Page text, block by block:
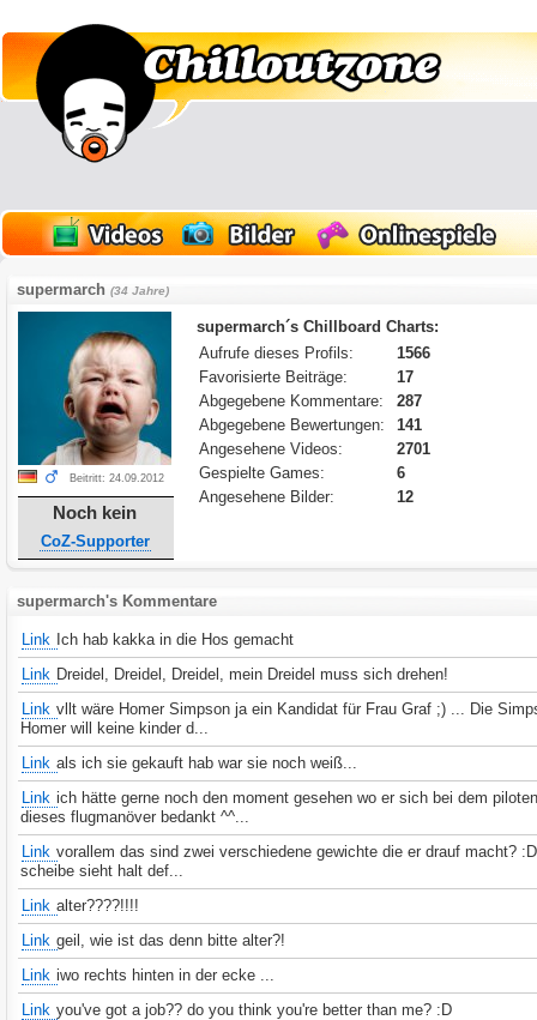
supermarch(34 Jahre)
Beitritt: 24.09.2012
Noch kein
CoZ-Supporter
supermarch´s Chillboard Charts:
Aufrufe dieses Profils:
1566
Favorisierte Beiträge:
17
Abgegebene Kommentare:
287
Abgegebene Bewertungen:
141
Angesehene Videos:
2701
Gespielte Games:
6
Angesehene Bilder:
12
supermarch's Kommentare
Link Ich hab kakka in die Hos gemacht
Link Dreidel, Dreidel, Dreidel, mein Dreidel muss sich drehen!
Link vllt wäre Homer Simpson ja ein Kandidat für Frau Graf ;) ... Die
Homer will keine kinder d...
Link als ich sie gekauft hab war sie noch weiß...
Link ich hätte gerne noch den moment gesehen wo er sich bei dem
dieses flugmanöver bedankt ^^...
Link vorallem das sind zwei verschiedene gewichte die er drauf macht?
scheibe sieht halt def...
Link alter????!!!!
Link geil, wie ist das denn bitte alter?!
Link iwo rechts hinten in der ecke ...
Link you've got a job?? do you think you're better than me? :D